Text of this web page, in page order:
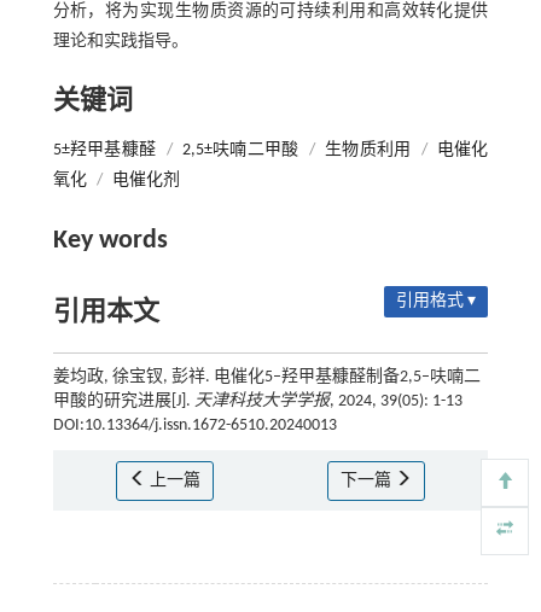
分析，将为实现生物质资源的可持续利用和高效转化提供
理论和实践指导。
关键词
5±羟甲基糠醛 / 2,5±呋喃二甲酸 / 生物质利用 /
电催化
氧化 / 电催化剂
Key words
引用本文 引用格式 ▾
姜均政, 徐宝钗, 彭祥. 电催化5–羟甲基糠醛制备2,5–呋喃二
甲酸的研究进展[J]. 天津科技大学学报, 2024, 39(05): 1-13
DOI:10.13364/j.issn.1672-6510.20240013
上一篇 下一篇